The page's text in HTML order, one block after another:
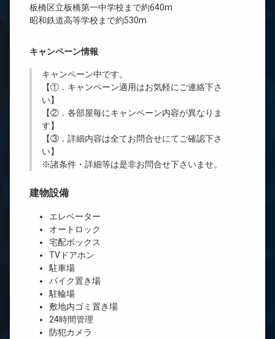
板橋区立板橋第一中学校まで約640m
昭和鉄道高等学校まで約530m
キャンペーン情報
キャンペーン中です。
【①．キャンペーン適用はお気軽にご連絡下さ
い】
【②．各部屋毎にキャンペーン内容が異なりま
す】
【③．詳細内容は全てお問合せにてご確認下さ
い】
※諸条件・詳細等は是非お問合せ下さいませ。
建物設備
エレベーター
オートロック
宅配ボックス
TVドアホン
駐車場
バイク置き場
駐輪場
敷地内ゴミ置き場
24時間管理
防犯カメラ